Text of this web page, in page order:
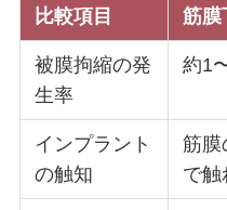
比較項目 筋膜
被膜拘縮の発
生率
約1
インプラント
の触知
筋膜
で触